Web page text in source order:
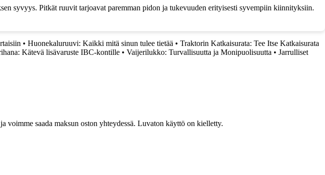
syvyys. Pitkät ruuvit tarjoavat paremman pidon ja tukevuuden erityisesti syvempiin kiinnityksiin.
• Huonekaluruuvi: Kaikki mitä sinun tulee tietää • Traktorin Katkaisurata: Tee Itse Katkaisurata
Kätevä lisävaruste IBC-kontille • Vaijerilukko: Turvallisuutta ja Monipuolisuutta • Jarrulliset
voimme saada maksun oston yhteydessä. Luvaton käyttö on kielletty.